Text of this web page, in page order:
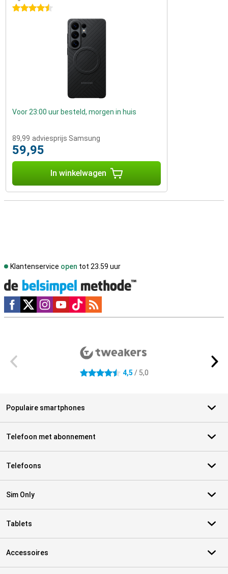
4.5 sterren
Voor 23:00 uur besteld, morgen in huis
89,99 adviesprijs Samsung
59,95
In winkelwagen
Klantenservice open tot 23.59 uur
Social media
4.5 sterren 4,5 / 5,0
Populaire smartphones
Telefoon met abonnement
Telefoons
Sim Only
Tablets
Accessoires